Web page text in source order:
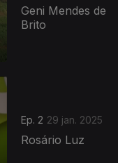
Geni Mendes de
Brito
Ep. 2 29 jan. 2025
Rosário Luz